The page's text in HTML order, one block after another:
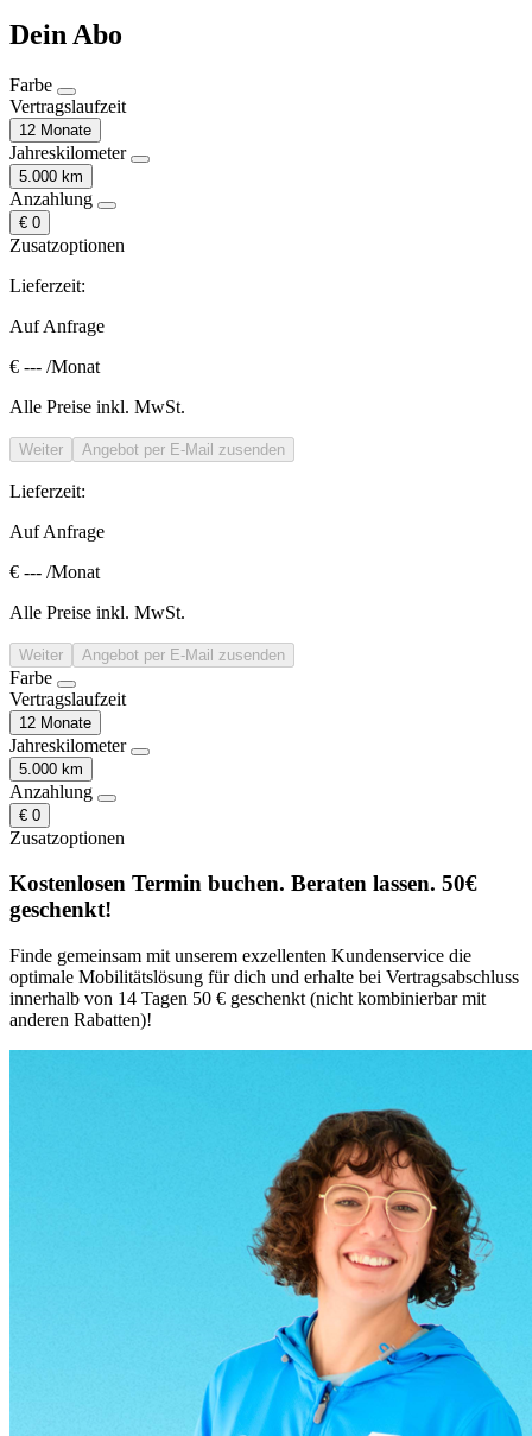
Dein Abo
Farbe
Vertragslaufzeit
12 Monate
Jahreskilometer
5.000 km
Anzahlung
€ 0
Zusatzoptionen
Lieferzeit:
Auf Anfrage
€ --- /Monat
Alle Preise inkl. MwSt.
Weiter Angebot per E-Mail zusenden
Lieferzeit:
Auf Anfrage
€ --- /Monat
Alle Preise inkl. MwSt.
Weiter Angebot per E-Mail zusenden
Farbe
Vertragslaufzeit
12 Monate
Jahreskilometer
5.000 km
Anzahlung
€ 0
Zusatzoptionen
Kostenlosen Termin buchen. Beraten lassen. 50€
geschenkt!
Finde gemeinsam mit unserem exzellenten Kundenservice die
optimale Mobilitätslösung für dich und erhalte bei Vertragsabschluss
innerhalb von 14 Tagen 50 € geschenkt (nicht kombinierbar mit
anderen Rabatten)!